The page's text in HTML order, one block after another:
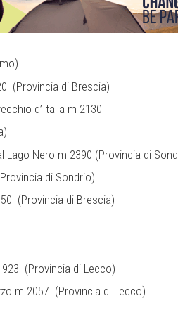
(Provincia di Brescia)
d’Italia m 2130
Lago Nero m 2390 (Provincia di
di Sondrio)
(Provincia di Brescia)
(Provincia di Lecco)
m 2057 (Provincia di Lecco)